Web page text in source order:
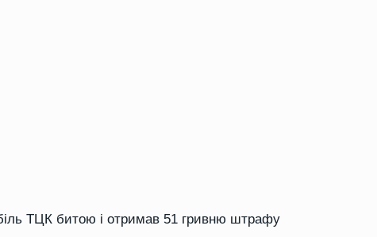
ТЦК битою і отримав 51 гривню штрафу